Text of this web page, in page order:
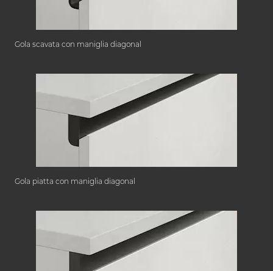
Gola scavata con maniglia diagonal
Gola piatta con maniglia diagonal